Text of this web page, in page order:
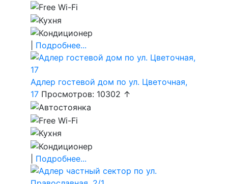
Подробнее...
Адлер гостевой дом по ул. Цветочная,
17 Просмотров: 10302 ↑
Подробнее...